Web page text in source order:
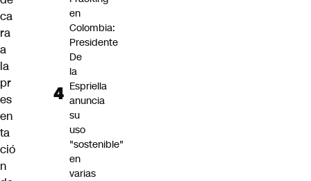
ca
ra
a
la
pr
es
en
ta
ció
n
en
Colombia:
Presidente
De
la
Espriella
anuncia
su
uso
"sostenible"
en
varias